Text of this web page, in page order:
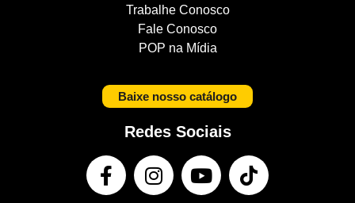
Trabalhe Conosco
Fale Conosco
POP na Mídia
Baixe nosso catálogo
Redes Sociais